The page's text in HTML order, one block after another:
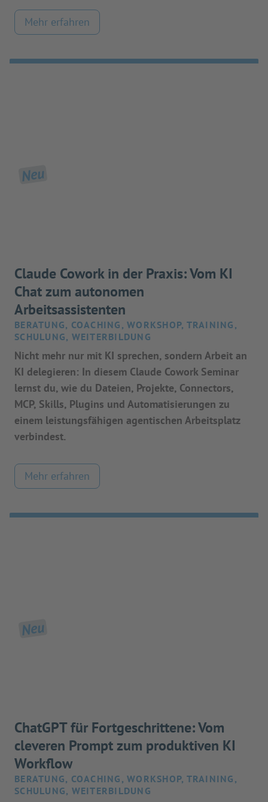
Mehr erfahren
Neu
Claude Cowork in der Praxis: Vom KI
Chat zum autonomen
Arbeitsassistenten
BERATUNG, COACHING, WORKSHOP, TRAINING,
SCHULUNG, WEITERBILDUNG
Nicht mehr nur mit KI sprechen, sondern Arbeit an
KI delegieren: In diesem Claude Cowork Seminar
lernst du, wie du Dateien, Projekte, Connectors,
MCP, Skills, Plugins und Automatisierungen zu
einem leistungsfähigen agentischen Arbeitsplatz
verbindest.
Mehr erfahren
Neu
ChatGPT für Fortgeschrittene: Vom
cleveren Prompt zum produktiven KI
Workflow
BERATUNG, COACHING, WORKSHOP, TRAINING,
SCHULUNG, WEITERBILDUNG